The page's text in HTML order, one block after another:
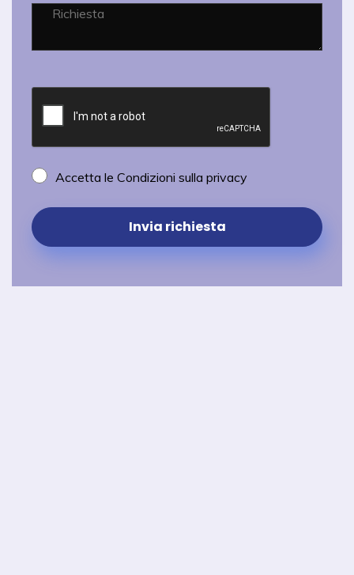
Accetta le Condizioni sulla privacy